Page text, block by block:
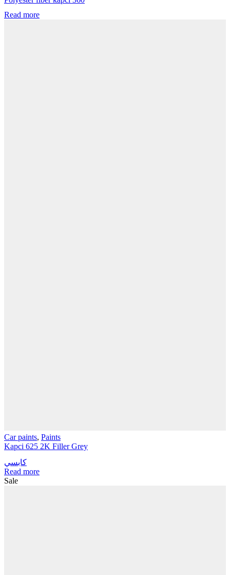
Read more
Car paints, Paints
Kapci 625 2K Filler Grey
كابسي
Read more
Sale